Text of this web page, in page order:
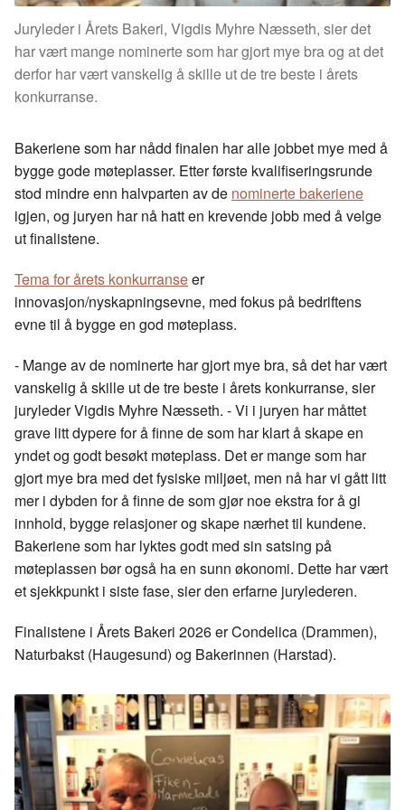
Juryleder i Årets Bakeri, Vigdis Myhre Næsseth, sier det
har vært mange nominerte som har gjort mye bra og at det
derfor har vært vanskelig å skille ut de tre beste i årets
konkurranse.
Bakeriene som har nådd finalen har alle jobbet mye med å
bygge gode møteplasser. Etter første kvalifiseringsrunde
stod mindre enn halvparten av de nominerte bakeriene
igjen, og juryen har nå hatt en krevende jobb med å velge
ut finalistene.
Tema for årets konkurranseer
innovasjon/nyskapningsevne, med fokus på bedriftens
evne til å bygge en god møteplass.
- Mange av de nominerte har gjort mye bra, så det har vært
vanskelig å skille ut de tre beste i årets konkurranse, sier
juryleder Vigdis Myhre Næsseth. - Vi i juryen har måttet
grave litt dypere for å finne de som har klart å skape en
yndet og godt besøkt møteplass. Det er mange som har
gjort mye bra med det fysiske miljøet, men nå har vi gått litt
mer i dybden for å finne de som gjør noe ekstra for å gi
innhold, bygge relasjoner og skape nærhet til kundene.
Bakeriene som har lyktes godt med sin satsing på
møteplassen bør også ha en sunn økonomi. Dette har vært
et sjekkpunkt i siste fase, sier den erfarne jurylederen.
Finalistene i Årets Bakeri 2026 er Condelica (Drammen),
Naturbakst (Haugesund) og Bakerinnen (Harstad).